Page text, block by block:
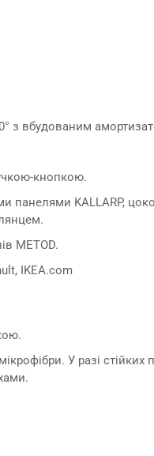
з вбудованим
кнопкою.
панелями KALLARP,
METOD.
IKEA.com
У разі